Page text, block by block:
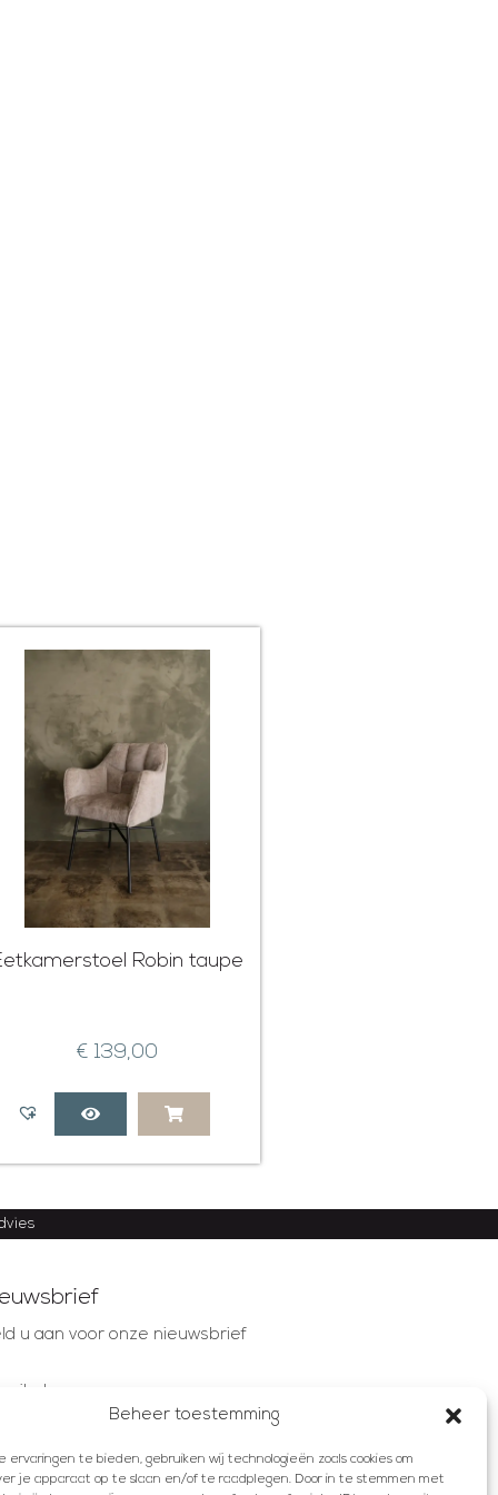
Beheer toestemming
ervaringen te bieden, gebruiken wij technologieën zoals cookies om
je apparaat op te slaan en/of te raadplegen. Door in te stemmen met
Robin taupe
€ 139,00
u aan voor onze nieuwsbrief